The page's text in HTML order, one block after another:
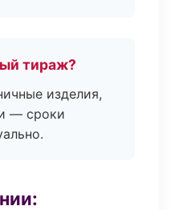
тираж?
изделия,
— сроки